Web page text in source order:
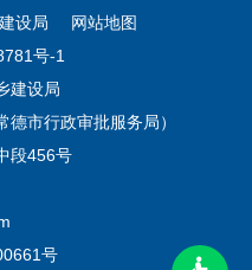
设局
网站地图
号-1
建设局
市行政审批服务局）
段456号
号